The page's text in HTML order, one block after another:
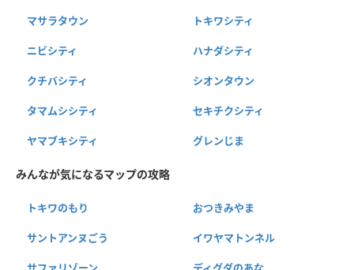
マサラタウン トキワシティ
ニビシティ ハナダシティ
クチバシティ シオンタウン
タマムシシティ セキチクシティ
ヤマブキシティ グレンじま
みんなが気になるマップの攻略
トキワのもり おつきみやま
サントアンヌごう イワヤマトンネル